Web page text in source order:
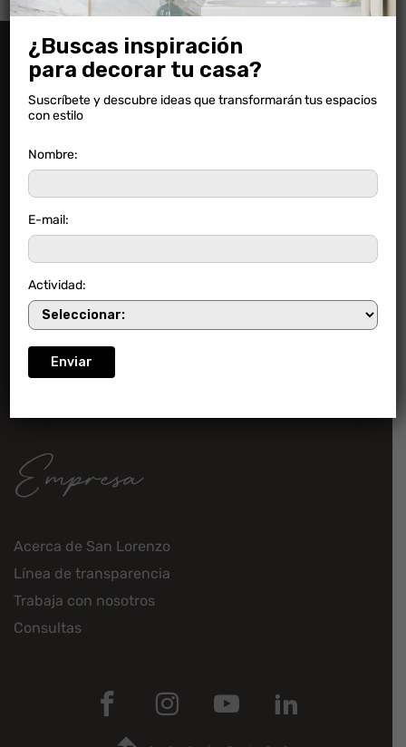
Información
Preguntas frecuentes
Novedades
Ambientaciones
Descargas
Contacto
Empresa
Acerca de San Lorenzo
Línea de transparencia
Trabaja con nosotros
Consultas
¿Buscas inspiración
para decorar tu casa?
Suscríbete y descubre ideas que transformarán tus espacios
con estilo
Nombre:
E-mail:
Actividad: